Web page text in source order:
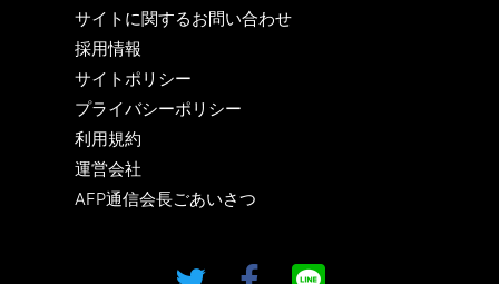
サイトに関するお問い合わせ
採用情報
サイトポリシー
プライバシーポリシー
利用規約
運営会社
AFP通信会長ごあいさつ